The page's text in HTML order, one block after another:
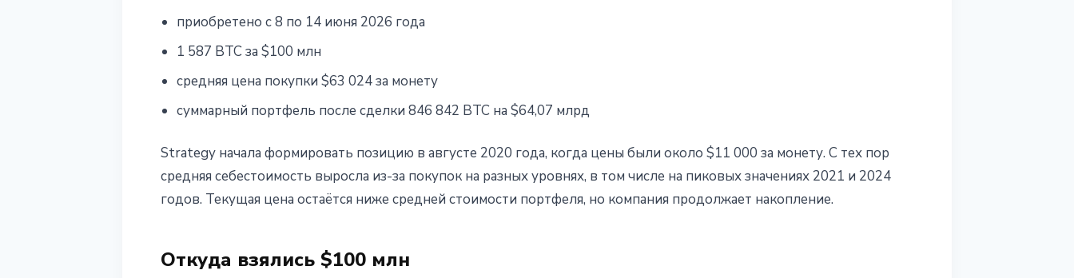
приобретено с 8 по 14 июня 2026 года
1 587 BTC за $100 млн
средняя цена покупки $63 024 за монету
суммарный портфель после сделки 846 842 BTC на $64,07 млрд
Strategy начала формировать позицию в августе 2020 года, когда цены были около $11 000 за монету. С тех пор
средняя себестоимость выросла из-за покупок на разных уровнях, в том числе на пиковых значениях 2021 и 2024
годов. Текущая цена остаётся ниже средней стоимости портфеля, но компания продолжает накопление.
Откуда взялись $100 млн